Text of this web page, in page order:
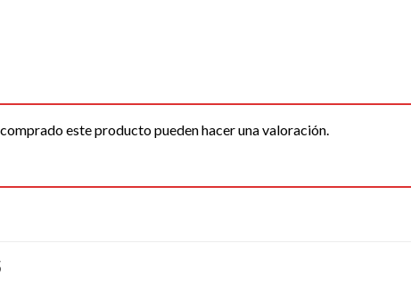
este producto pueden hacer una valoración.